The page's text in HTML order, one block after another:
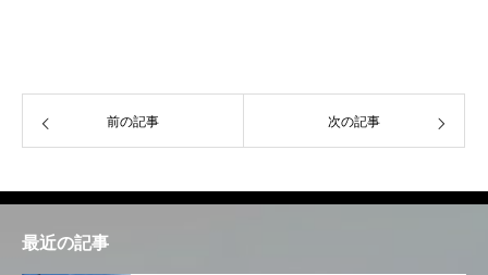
前の記事 次の記事
最近の記事